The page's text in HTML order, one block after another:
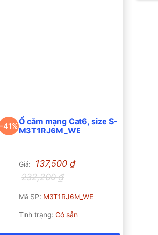
-41%Ổ cắm mạng Cat6, size S-
M3T1RJ6M_WE
Giá: 137,500₫
232,200₫
Mã SP: M3T1RJ6M_WE
Tình trạng:Có sẵn